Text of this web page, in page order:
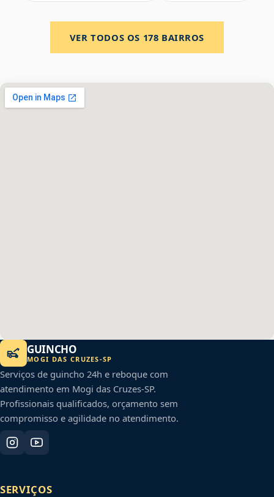
VER TODOS OS 178 BAIRROS
GUINCHO
MOGI DAS CRUZES-SP
Serviços de guincho 24h e reboque com
atendimento em Mogi das Cruzes-SP.
Profissionais qualificados, orçamento sem
compromisso e agilidade no atendimento.
SERVIÇOS